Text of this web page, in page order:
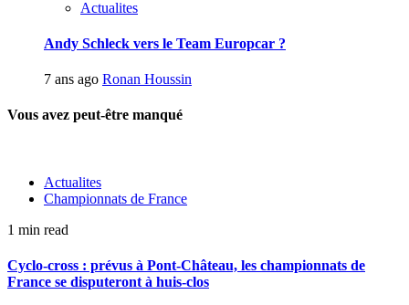
Actualites
Andy Schleck vers le Team Europcar ?
7 ans ago Ronan Houssin
Vous avez peut-être manqué
Actualites
Championnats de France
1 min read
Cyclo-cross : prévus à Pont-Château, les championnats de
France se disputeront à huis-clos